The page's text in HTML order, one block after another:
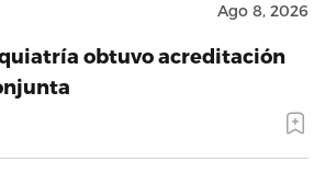
Ago 8, 2026
obtuvo acreditación